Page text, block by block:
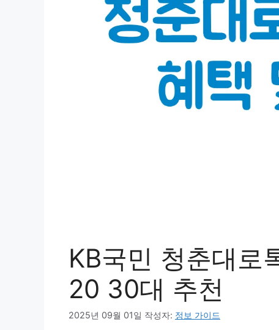
KB국민 청춘대로
20 30대 추천
2025년 09월 01일 작성자: 정보 가이드